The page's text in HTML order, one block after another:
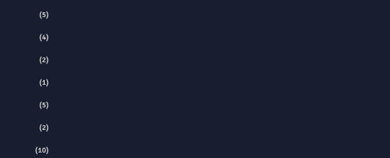
(5)
(4)
(2)
(1)
(5)
(2)
(10)